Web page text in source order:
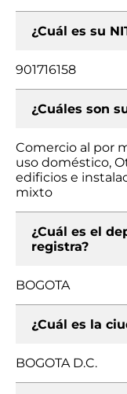
¿Cuál es su
901716158
¿Cuáles son
Comercio al por
uso doméstico,
edificios e
mixto
¿Cuál es el
registra?
BOGOTA
¿Cuál es la
BOGOTA D.C.